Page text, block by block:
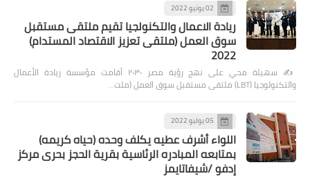
02 يونيو 2022
ريادة الاعمال والتكنولجيا تقيم ملتقى مستقبل
سوق العمل (ملتقى تعزيز الاقتصاد المستدام)
2022
✍️ سهيلة محي على نهج رؤية مصر ٢٠٣٠ أقامت مؤسسة ريادة الأعمال
والتكنولوجيا (LBT) ملتقى مستقبل سوق العمل (ملت…
05 يوليو 2022
اللواء أشرف عطيه يكلف وحده (حياه كريمه)
بمتابعه المبادره الرئاسية بقرية الحجز بحرى مركز
إدفو /شيفاتايمز